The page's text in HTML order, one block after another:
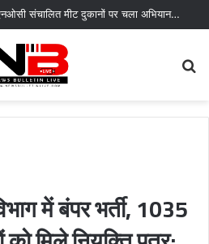
नगर निगम की कार्रवाई: बिना एनओसी संचालित मीट दुकानों पर चला अभियान, 45250 रुपये का चालान
में बंपर भर्ती, 1035